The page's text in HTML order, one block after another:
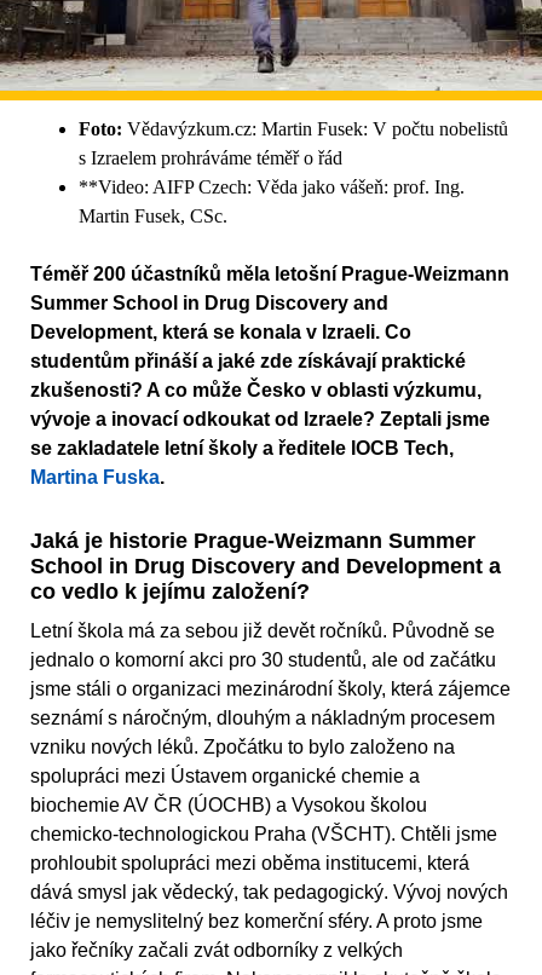
Foto: Vědavýzkum.cz: Martin Fusek: V počtu nobelistů
s Izraelem prohráváme téměř o řád
**Video: AIFP Czech: Věda jako vášeň: prof. Ing.
Martin Fusek, CSc.
Téměř 200 účastníků měla letošní Prague-Weizmann
Summer School in Drug Discovery and
Development, která se konala v Izraeli. Co
studentům přináší a jaké zde získávají praktické
zkušenosti? A co může Česko v oblasti výzkumu,
vývoje a inovací odkoukat od Izraele? Zeptali jsme
se zakladatele letní školy a ředitele IOCB Tech,
Martina Fuska.
Jaká je historie Prague-Weizmann Summer
School in Drug Discovery and Development a
co vedlo k jejímu založení?
Letní škola má za sebou již devět ročníků. Původně se
jednalo o komorní akci pro 30 studentů, ale od začátku
jsme stáli o organizaci mezinárodní školy, která zájemce
seznámí s náročným, dlouhým a nákladným procesem
vzniku nových léků. Zpočátku to bylo založeno na
spolupráci mezi Ústavem organické chemie a
biochemie AV ČR (ÚOCHB) a Vysokou školou
chemicko-technologickou Praha (VŠCHT). Chtěli jsme
prohloubit spolupráci mezi oběma institucemi, která
dává smysl jak vědecký, tak pedagogický. Vývoj nových
léčiv je nemyslitelný bez komerční sféry. A proto jsme
jako řečníky začali zvát odborníky z velkých